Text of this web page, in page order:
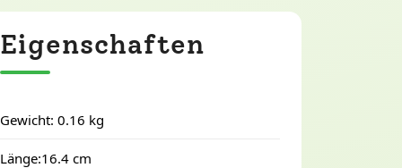
Eigenschaften
Gewicht: 0.16 kg
Länge:16.4 cm